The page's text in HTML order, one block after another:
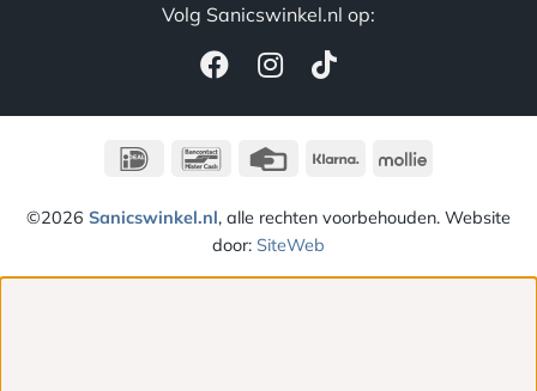
Volg Sanicswinkel.nl op:
IDeal BancontactCredit
Klarna Mollie
©2026 Sanicswinkel.nl, alle rechten voorbehouden. Website
door: SiteWeb